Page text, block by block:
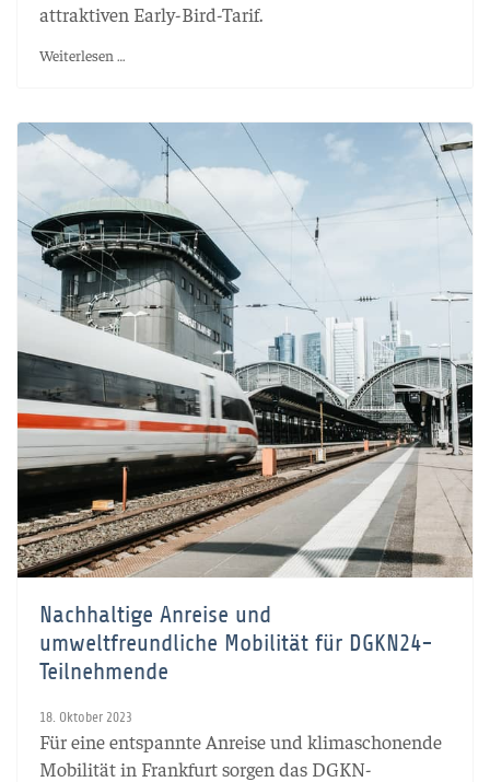
attraktiven Early-Bird-Tarif.
Weiterlesen …
Nachhaltige Anreise und
umweltfreundliche Mobilität für DGKN24-
Teilnehmende
18. Oktober 2023
Für eine entspannte Anreise und klimaschonende
Mobilität in Frankfurt sorgen das DGKN-